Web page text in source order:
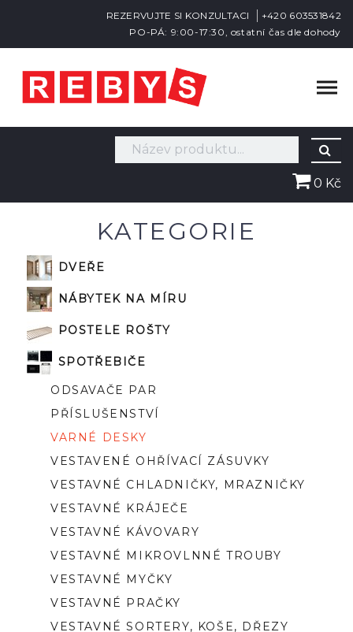
REZERVUJTE SI KONZULTACI
+420 603531842
PO-PÁ: 9:00-17:30, ostatní čas dle dohody
0 Kč
KATEGORIE
DVEŘE
NÁBYTEK NA MÍRU
POSTELE ROŠTY
SPOTŘEBIČE
ODSAVAČE PAR
PŘÍSLUŠENSTVÍ
VARNÉ DESKY
VESTAVENÉ OHŘÍVACÍ ZÁSUVKY
VESTAVNÉ CHLADNIČKY, MRAZNIČKY
VESTAVNÉ KRÁJEČE
VESTAVNÉ KÁVOVARY
VESTAVNÉ MIKROVLNNÉ TROUBY
VESTAVNÉ MYČKY
VESTAVNÉ PRAČKY
VESTAVNÉ SORTERY, KOŠE, DŘEZY